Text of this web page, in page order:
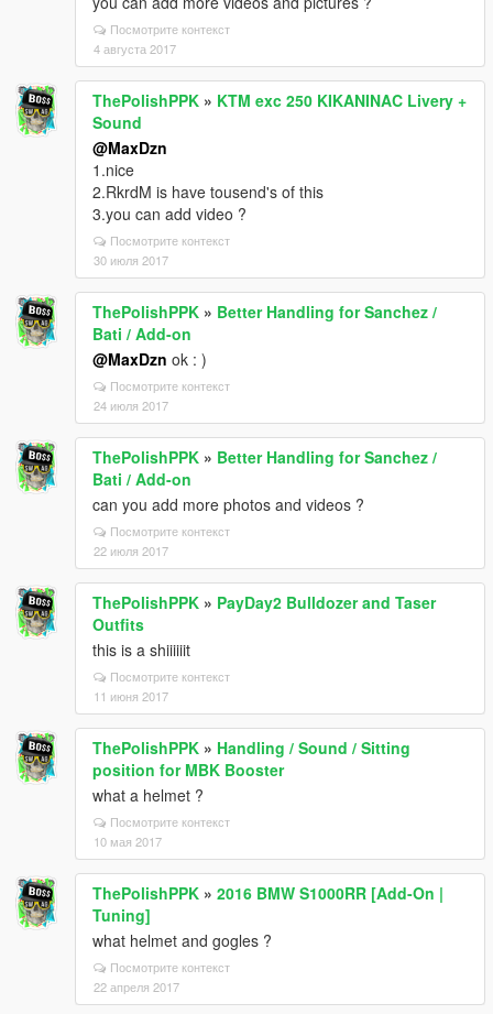
Посмотрите контекст
4 августа 2017
ThePolishPPK » KTM exc 250 KIKANINAC Livery +
Sound
@MaxDzn
1.nice
2.RkrdM is have tousend's of this
3.you can add video ?
Посмотрите контекст
30 июля 2017
ThePolishPPK » Better Handling for Sanchez /
Bati / Add-on
@MaxDzn ok : )
Посмотрите контекст
24 июля 2017
ThePolishPPK » Better Handling for Sanchez /
Bati / Add-on
can you add more photos and videos ?
Посмотрите контекст
22 июля 2017
ThePolishPPK » PayDay2 Bulldozer and Taser
Outfits
this is a shiiiiiit
Посмотрите контекст
11 июня 2017
ThePolishPPK » Handling / Sound / Sitting
position for MBK Booster
what a helmet ?
Посмотрите контекст
10 мая 2017
ThePolishPPK » 2016 BMW S1000RR [Add-On |
Tuning]
what helmet and gogles ?
Посмотрите контекст
22 апреля 2017